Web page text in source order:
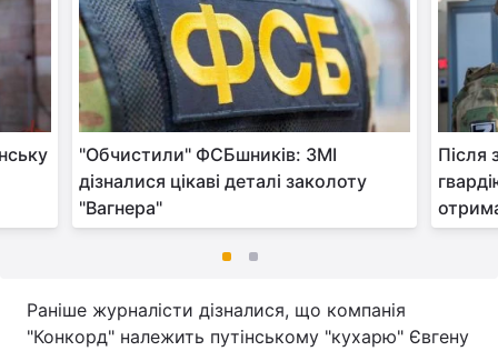
"Обчистили" ФСБшників: ЗМІ
дізналися цікаві деталі заколоту
"Вагнера"
Після
Раніше журналісти дізналися, що компанія
"Конкорд" належить путінському "кухарю" Євгену